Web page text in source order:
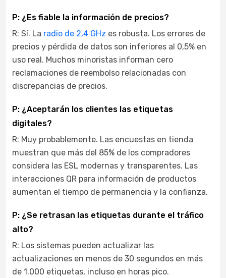
P: ¿Es fiable la información de precios?
R: Sí. La radio de 2,4 GHz es robusta. Los errores de
precios y pérdida de datos son inferiores al 0,5% en
uso real. Muchos minoristas informan cero
reclamaciones de reembolso relacionadas con
discrepancias de precios.
P: ¿Aceptarán los clientes las etiquetas
digitales?
R: Muy probablemente. Las encuestas en tienda
muestran que más del 85% de los compradores
considera las ESL modernas y transparentes. Las
interacciones QR para información de productos
aumentan el tiempo de permanencia y la confianza.
P: ¿Se retrasan las etiquetas durante el tráfico
alto?
R: Los sistemas pueden actualizar las
actualizaciones en menos de 30 segundos en más
de 1.000 etiquetas, incluso en horas pico.